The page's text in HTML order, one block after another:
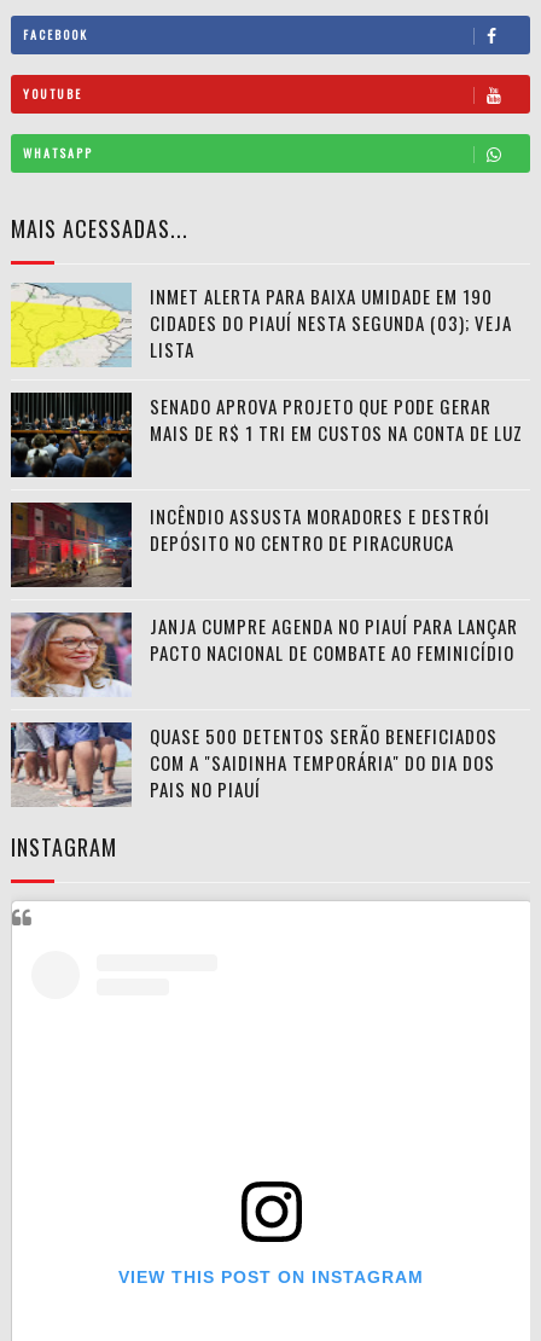
FACEBOOK
YOUTUBE
WHATSAPP
MAIS ACESSADAS...
INMET ALERTA PARA BAIXA UMIDADE EM 190
CIDADES DO PIAUÍ NESTA SEGUNDA (03); VEJA
LISTA
SENADO APROVA PROJETO QUE PODE GERAR
MAIS DE R$ 1 TRI EM CUSTOS NA CONTA DE LUZ
INCÊNDIO ASSUSTA MORADORES E DESTRÓI
DEPÓSITO NO CENTRO DE PIRACURUCA
JANJA CUMPRE AGENDA NO PIAUÍ PARA LANÇAR
PACTO NACIONAL DE COMBATE AO FEMINICÍDIO
QUASE 500 DETENTOS SERÃO BENEFICIADOS
COM A "SAIDINHA TEMPORÁRIA" DO DIA DOS
PAIS NO PIAUÍ
INSTAGRAM
VIEW THIS POST ON INSTAGRAM